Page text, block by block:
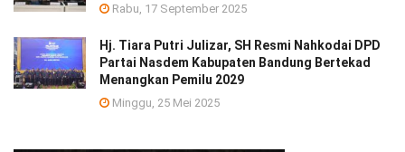
Rabu, 17 September 2025
Hj. Tiara Putri Julizar, SH Resmi Nahkodai DPD
Partai Nasdem Kabupaten Bandung Bertekad
Menangkan Pemilu 2029
Minggu, 25 Mei 2025